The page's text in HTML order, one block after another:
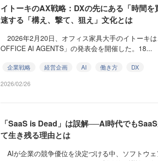
イトーキのAX戦略：DXの先にある「時間
速する「構え、撃て、狙え」文化とは
2026年2月20日、オフィス家具大手のイトーキ
OFFICE AI AGENTS」の発表会を開催した。18...
企業戦略 経営企画 AI 働き方
DX
2026/02/26
「SaaS is Dead」は誤解──AI時代でも
て生き残る理由とは
AIが企業の競争優位を決定づける中、ソフトウ